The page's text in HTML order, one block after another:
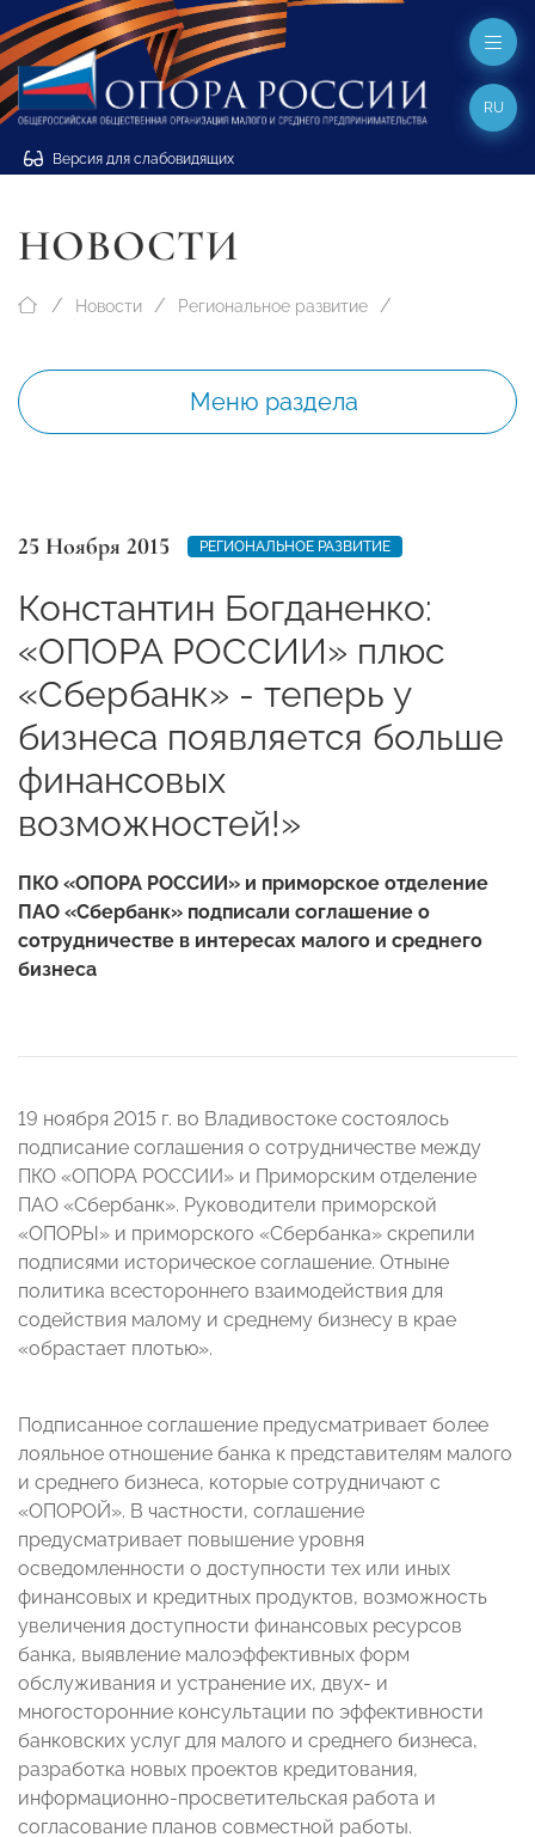
Версия для слабовидящих
RU
НОВОСТИ
Новости Региональное развитие
Меню раздела
25 Ноября 2015 РЕГИОНАЛЬНОЕ РАЗВИТИЕ
Константин Богданенко:
«ОПОРА РОССИИ» плюс
«Сбербанк» - теперь у
бизнеса появляется больше
финансовых
возможностей!»
ПКО «ОПОРА РОССИИ» и приморское отделение
ПАО «Сбербанк» подписали соглашение о
сотрудничестве в интересах малого и среднего
бизнеса
19 ноября 2015 г. во Владивостоке состоялось
подписание соглашения о сотрудничестве между
ПКО «ОПОРА РОССИИ» и Приморским отделение
ПАО «Сбербанк». Руководители приморской
«ОПОРЫ» и приморского «Сбербанка» скрепили
подписями историческое соглашение. Отныне
политика всестороннего взаимодействия для
содействия малому и среднему бизнесу в крае
«обрастает плотью».
Подписанное соглашение предусматривает более
лояльное отношение банка к представителям малого
и среднего бизнеса, которые сотрудничают с
«ОПОРОЙ». В частности, соглашение
предусматривает повышение уровня
осведомленности о доступности тех или иных
финансовых и кредитных продуктов, возможность
увеличения доступности финансовых ресурсов
банка, выявление малоэффективных форм
обслуживания и устранение их, двух- и
многосторонние консультации по эффективности
банковских услуг для малого и среднего бизнеса,
разработка новых проектов кредитования,
информационно-просветительская работа и
согласование планов совместной работы.